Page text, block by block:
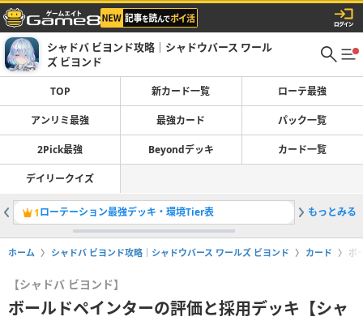
シャドバ ビヨンド攻略｜シャドウバース ワール
ズ ビヨンド
TOP 新カード一覧 ローテ最強
アンリミ最強 最強カード パック一覧
2Pick最強 Beyondデッキ カード一覧
デイリークイズ
1ローテーション最強デッキ・環境Tier表 2
もっとみる
ホーム シャドバ ビヨンド攻略｜シャドウバース ワールズ ビヨンド カード ボ
【シャドバ ビヨンド】
ボールドペインターの評価と採用デッキ【シャ